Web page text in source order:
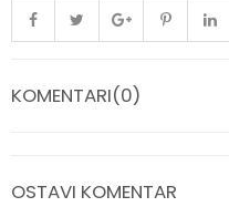
KOMENTARI(0)
OSTAVI KOMENTAR